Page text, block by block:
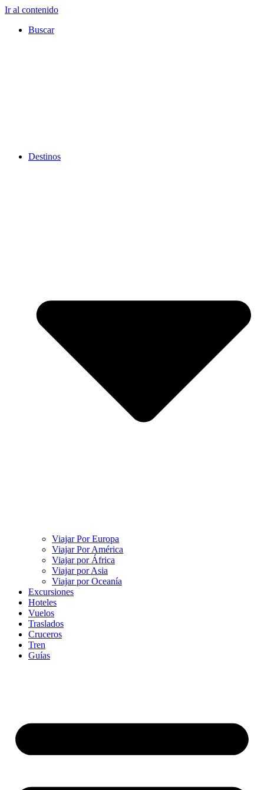
Ir al contenido
Buscar
Destinos
Viajar Por Europa
Viajar Por América
Viajar por África
Viajar por Asia
Viajar por Oceanía
Excursiones
Hoteles
Vuelos
Traslados
Cruceros
Tren
Guías